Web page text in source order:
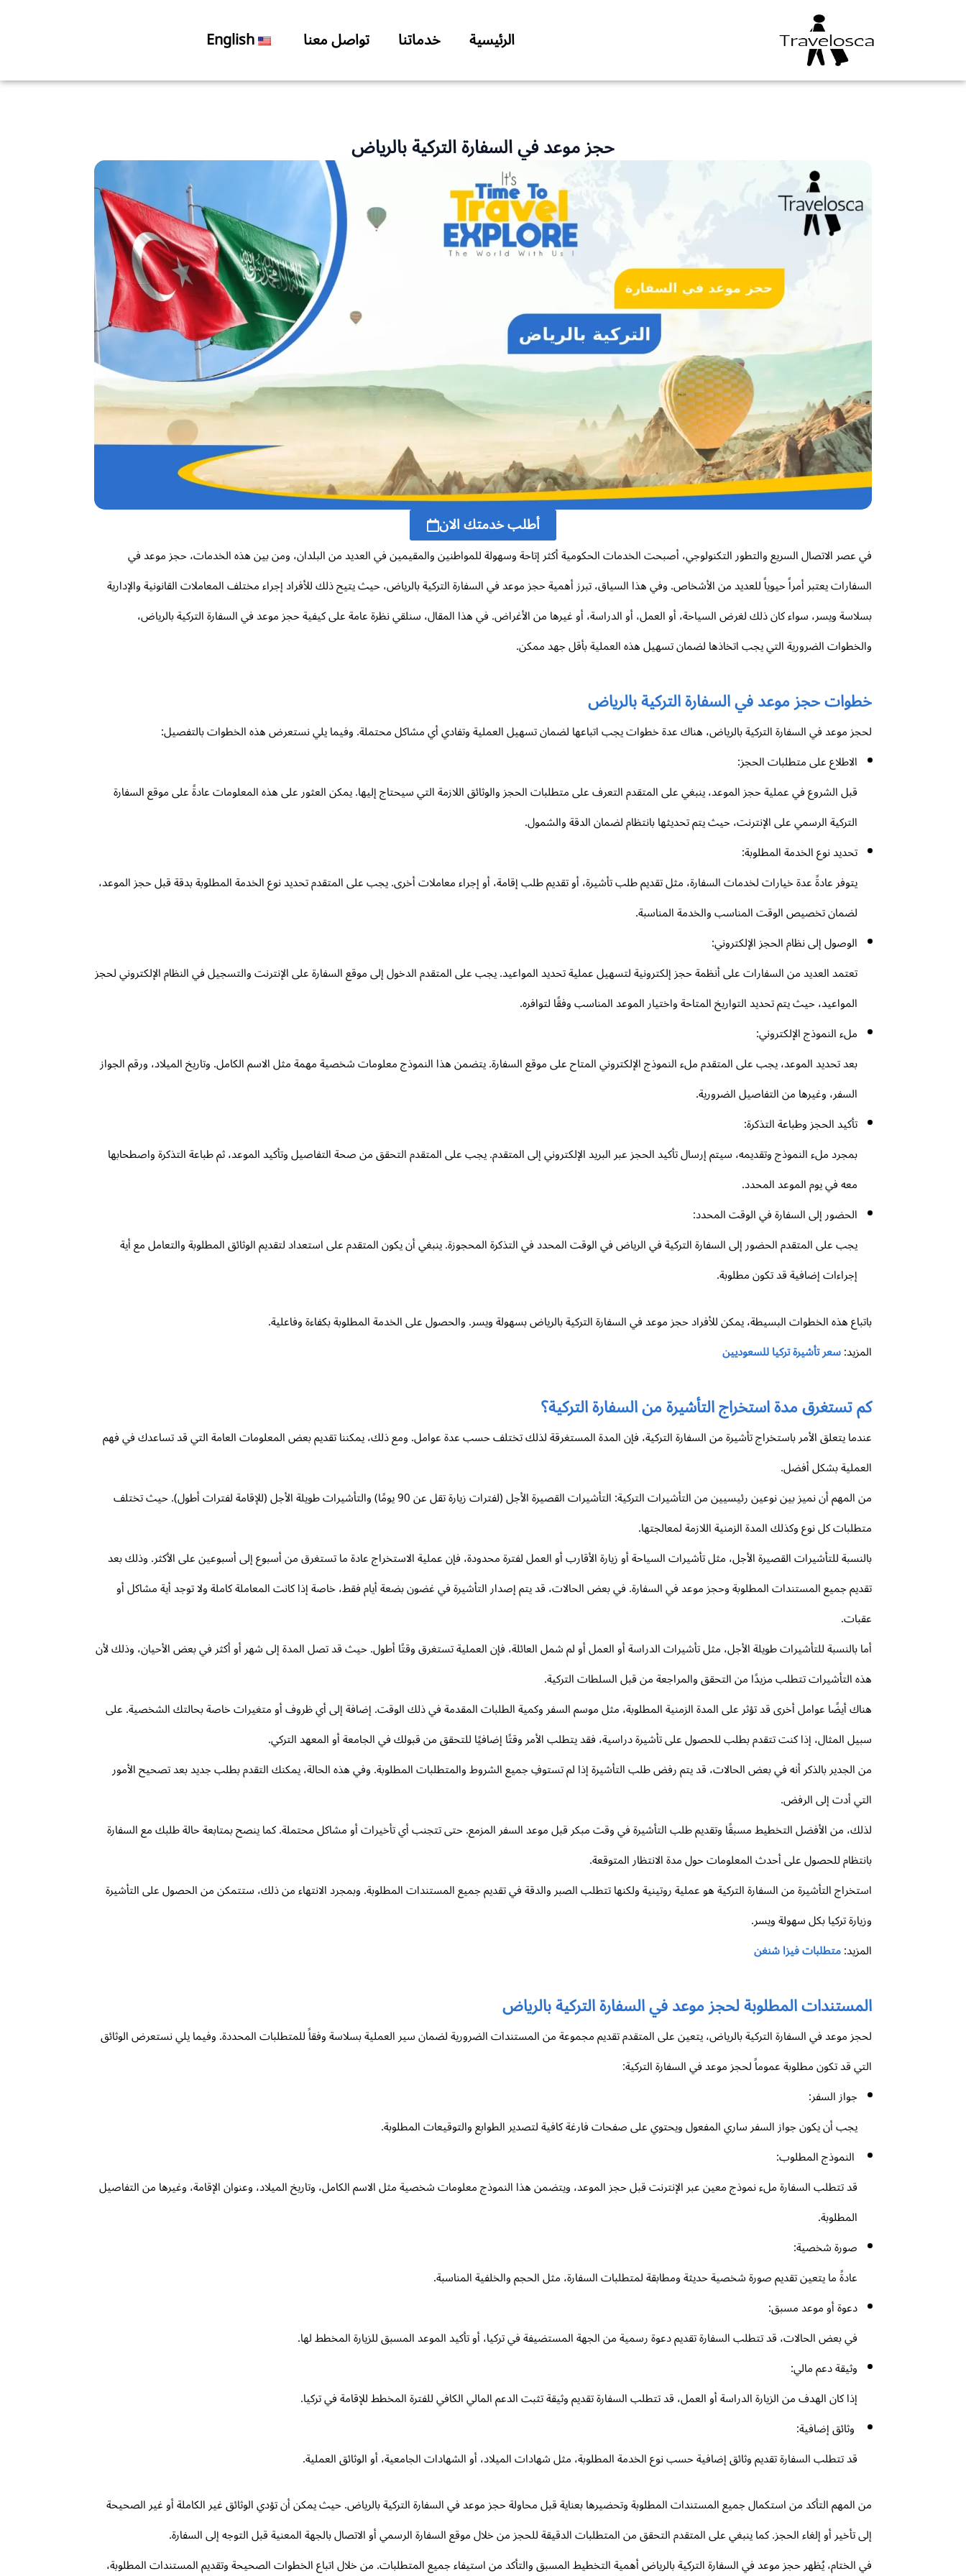
الرئيسية خدماتنا تواصل معنا English
حجز موعد في السفارة التركية بالرياض
أطلب خدمتك الان
في عصر الاتصال السريع والتطور التكنولوجي، أصبحت الخدمات الحكومية أكثر إتاحة وسهولة للمواطنين والمقيمين في العديد من البلدان، ومن بين هذه الخدمات، حجز موعد في
السفارات يعتبر أمراً حيوياً للعديد من الأشخاص. وفي هذا السياق، تبرز أهمية حجز موعد في السفارة التركية بالرياض، حيث يتيح ذلك للأفراد إجراء مختلف المعاملات القانونية والإدارية
بسلاسة ويسر، سواء كان ذلك لغرض السياحة، أو العمل، أو الدراسة، أو غيرها من الأغراض. في هذا المقال، سنلقي نظرة عامة على كيفية حجز موعد في السفارة التركية بالرياض،
والخطوات الضرورية التي يجب اتخاذها لضمان تسهيل هذه العملية بأقل جهد ممكن.
خطواتحجز موعد في السفارة التركية بالرياض
لحجز موعد في السفارة التركية بالرياض، هناك عدة خطوات يجب اتباعها لضمان تسهيل العملية وتفادي أي مشاكل محتملة. وفيما يلي نستعرض هذه الخطوات بالتفصيل:
الاطلاع على متطلبات الحجز:
قبل الشروع في عملية حجز الموعد، ينبغي على المتقدم التعرف على متطلبات الحجز والوثائق اللازمة التي سيحتاج إليها. يمكن العثور على هذه المعلومات عادةً على موقع السفارة
التركية الرسمي على الإنترنت، حيث يتم تحديثها بانتظام لضمان الدقة والشمول.
تحديد نوع الخدمة المطلوبة:
يتوفر عادةً عدة خيارات لخدمات السفارة، مثل تقديم طلب تأشيرة، أو تقديم طلب إقامة، أو إجراء معاملات أخرى. يجب على المتقدم تحديد نوع الخدمة المطلوبة بدقة قبل حجز الموعد،
لضمان تخصيص الوقت المناسب والخدمة المناسبة.
الوصول إلى نظام الحجز الإلكتروني:
تعتمد العديد من السفارات على أنظمة حجز إلكترونية لتسهيل عملية تحديد المواعيد. يجب على المتقدم الدخول إلى موقع السفارة على الإنترنت والتسجيل في النظام الإلكتروني لحجز
المواعيد، حيث يتم تحديد التواريخ المتاحة واختيار الموعد المناسب وفقًا لتوافره.
ملء النموذج الإلكتروني:
بعد تحديد الموعد، يجب على المتقدم ملء النموذج الإلكتروني المتاح على موقع السفارة. يتضمن هذا النموذج معلومات شخصية مهمة مثل الاسم الكامل. وتاريخ الميلاد، ورقم الجواز
السفر، وغيرها من التفاصيل الضرورية.
تأكيد الحجز وطباعة التذكرة:
بمجرد ملء النموذج وتقديمه، سيتم إرسال تأكيد الحجز عبر البريد الإلكتروني إلى المتقدم. يجب على المتقدم التحقق من صحة التفاصيل وتأكيد الموعد، ثم طباعة التذكرة واصطحابها
معه في يوم الموعد المحدد.
الحضور إلى السفارة في الوقت المحدد:
يجب على المتقدم الحضور إلى السفارة التركية في الرياض في الوقت المحدد في التذكرة المحجوزة. ينبغي أن يكون المتقدم على استعداد لتقديم الوثائق المطلوبة والتعامل مع أية
إجراءات إضافية قد تكون مطلوبة.
باتباع هذه الخطوات البسيطة، يمكن للأفراد حجز موعد في السفارة التركية بالرياض بسهولة ويسر. والحصول على الخدمة المطلوبة بكفاءة وفاعلية.
المزيد:سعر تأشيرة تركيا للسعوديين
كم تستغرق مدة استخراج التأشيرة من السفارة التركية؟
عندما يتعلق الأمر باستخراج تأشيرة من السفارة التركية، فإن المدة المستغرقة لذلك تختلف حسب عدة عوامل. ومع ذلك، يمكننا تقديم بعض المعلومات العامة التي قد تساعدك في فهم
العملية بشكل أفضل.
من المهم أن نميز بين نوعين رئيسيين من التأشيرات التركية: التأشيرات القصيرة الأجل (لفترات زيارة تقل عن 90 يومًا) والتأشيرات طويلة الأجل (للإقامة لفترات أطول). حيث تختلف
متطلبات كل نوع وكذلك المدة الزمنية اللازمة لمعالجتها.
بالنسبة للتأشيرات القصيرة الأجل، مثل تأشيرات السياحة أو زيارة الأقارب أو العمل لفترة محدودة، فإن عملية الاستخراج عادة ما تستغرق من أسبوع إلى أسبوعين على الأكثر. وذلك بعد
تقديم جميع المستندات المطلوبة وحجز موعد في السفارة. في بعض الحالات، قد يتم إصدار التأشيرة في غضون بضعة أيام فقط، خاصة إذا كانت المعاملة كاملة ولا توجد أية مشاكل أو
عقبات.
أما بالنسبة للتأشيرات طويلة الأجل، مثل تأشيرات الدراسة أو العمل أو لم شمل العائلة، فإن العملية تستغرق وقتًا أطول. حيث قد تصل المدة إلى شهر أو أكثر في بعض الأحيان، وذلك لأن
هذه التأشيرات تتطلب مزيدًا من التحقق والمراجعة من قبل السلطات التركية.
هناك أيضًا عوامل أخرى قد تؤثر على المدة الزمنية المطلوبة، مثل موسم السفر وكمية الطلبات المقدمة في ذلك الوقت. إضافة إلى أي ظروف أو متغيرات خاصة بحالتك الشخصية. على
سبيل المثال، إذا كنت تتقدم بطلب للحصول على تأشيرة دراسية، فقد يتطلب الأمر وقتًا إضافيًا للتحقق من قبولك في الجامعة أو المعهد التركي.
من الجدير بالذكر أنه في بعض الحالات، قد يتم رفض طلب التأشيرة إذا لم تستوفِ جميع الشروط والمتطلبات المطلوبة. وفي هذه الحالة، يمكنك التقدم بطلب جديد بعد تصحيح الأمور
التي أدت إلى الرفض.
لذلك، من الأفضل التخطيط مسبقًا وتقديم طلب التأشيرة في وقت مبكر قبل موعد السفر المزمع. حتى تتجنب أي تأخيرات أو مشاكل محتملة. كما ينصح بمتابعة حالة طلبك مع السفارة
بانتظام للحصول على أحدث المعلومات حول مدة الانتظار المتوقعة.
استخراج التأشيرة من السفارة التركية هو عملية روتينية ولكنها تتطلب الصبر والدقة في تقديم جميع المستندات المطلوبة. وبمجرد الانتهاء من ذلك، ستتمكن من الحصول على التأشيرة
وزيارة تركيا بكل سهولة ويسر.
المزيد:متطلبات فيزا شنغن
المستندات المطلوبة لحجز موعد في السفارة التركية بالرياض
لحجز موعد في السفارة التركية بالرياض، يتعين على المتقدم تقديم مجموعة من المستندات الضرورية لضمان سير العملية بسلاسة وفقاً للمتطلبات المحددة. وفيما يلي نستعرض الوثائق
التي قد تكون مطلوبة عموماً لحجز موعد في السفارة التركية:
جواز السفر:
يجب أن يكون جواز السفر ساري المفعول ويحتوي على صفحات فارغة كافية لتصدير الطوابع والتوقيعات المطلوبة.
النموذج المطلوب:
قد تتطلب السفارة ملء نموذج معين عبر الإنترنت قبل حجز الموعد، ويتضمن هذا النموذج معلومات شخصية مثل الاسم الكامل، وتاريخ الميلاد، وعنوان الإقامة، وغيرها من التفاصيل
المطلوبة.
صورة شخصية:
عادةً ما يتعين تقديم صورة شخصية حديثة ومطابقة لمتطلبات السفارة، مثل الحجم والخلفية المناسبة.
دعوة أو موعد مسبق:
في بعض الحالات، قد تتطلب السفارة تقديم دعوة رسمية من الجهة المستضيفة في تركيا، أو تأكيد الموعد المسبق للزيارة المخطط لها.
وثيقة دعم مالي:
إذا كان الهدف من الزيارة الدراسة أو العمل، قد تتطلب السفارة تقديم وثيقة تثبت الدعم المالي الكافي للفترة المخطط للإقامة في تركيا.
وثائق إضافية:
قد تتطلب السفارة تقديم وثائق إضافية حسب نوع الخدمة المطلوبة، مثل شهادات الميلاد، أو الشهادات الجامعية، أو الوثائق العملية.
من المهم التأكد من استكمال جميع المستندات المطلوبة وتحضيرها بعناية قبل محاولة حجز موعد في السفارة التركية بالرياض. حيث يمكن أن تؤدي الوثائق غير الكاملة أو غير الصحيحة
إلى تأخير أو إلغاء الحجز. كما ينبغي على المتقدم التحقق من المتطلبات الدقيقة للحجز من خلال موقع السفارة الرسمي أو الاتصال بالجهة المعنية قبل التوجه إلى السفارة.
في الختام، يُظهر حجز موعد في السفارة التركية بالرياض أهمية التخطيط المسبق والتأكد من استيفاء جميع المتطلبات. من خلال اتباع الخطوات الصحيحة وتقديم المستندات المطلوبة،